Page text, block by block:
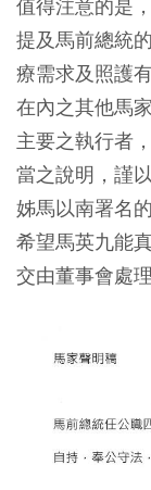
值得注意的是
提及馬前總統
療需求及照護
在內之其他馬
主要之執行者
當之說明，謹
姊馬以南署名
希望馬英九能
交由董事會處理